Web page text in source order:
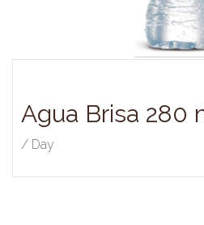
Agua Brisa 280
/ Day